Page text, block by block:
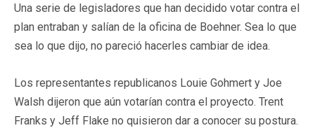
Una serie de legisladores que han decidido votar contra el
plan entraban y salían de la oficina de Boehner. Sea lo que
sea lo que dijo, no pareció hacerles cambiar de idea.
Los representantes republicanos Louie Gohmert y Joe
Walsh dijeron que aún votarían contra el proyecto. Trent
Franks y Jeff Flake no quisieron dar a conocer su postura.